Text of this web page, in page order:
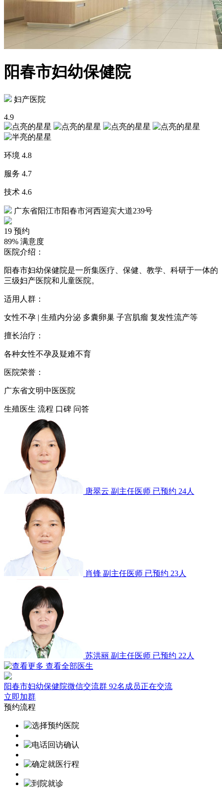
阳春市妇幼保健院
妇产医院
4.9
环境 4.8
服务 4.7
技术 4.6
广东省阳江市阳春市河西迎宾大道239号
19 预约
89% 满意度
医院介绍：
阳春市妇幼保健院是一所集医疗、保健、教学、科研于一体的
三级妇产医院和儿童医院。
适用人群：
女性不孕 | 生殖内分泌 多囊卵巢 子宫肌瘤 复发性流产等
擅长治疗：
各种女性不孕及疑难不育
医院荣誉：
广东省文明中医医院
生殖医生 流程 口碑 问答
唐翠云 副主任医师 已预约 24人
肖锋 副主任医师 已预约 23人
苏洪丽 副主任医师 已预约 22人
查看全部医生
阳春市妇幼保健院微信交流群 92名成员正在交流
立即加群
预约流程